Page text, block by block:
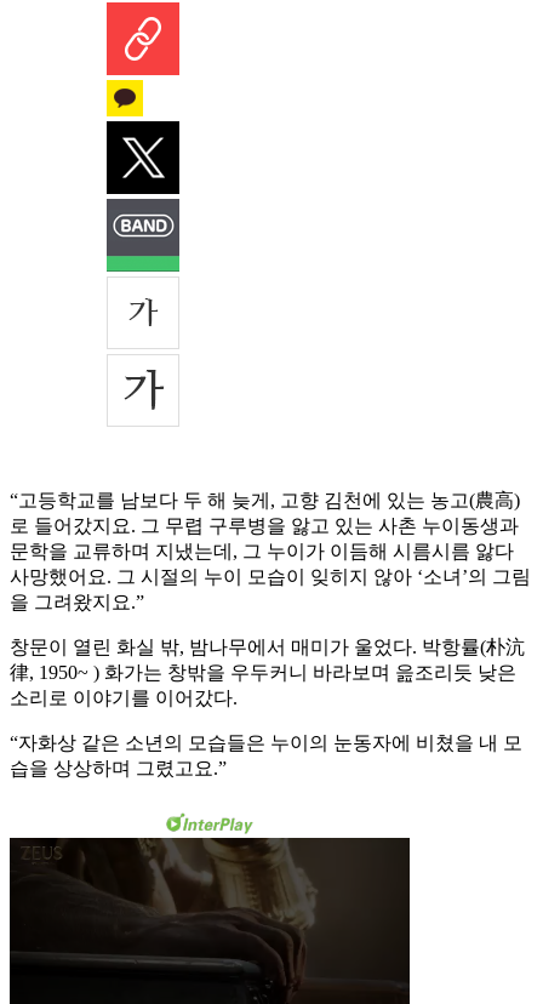
“고등학교를 남보다 두 해 늦게, 고향 김천에 있는 농고(農高)
로 들어갔지요. 그 무렵 구루병을 앓고 있는 사촌 누이동생과
문학을 교류하며 지냈는데, 그 누이가 이듬해 시름시름 앓다
사망했어요. 그 시절의 누이 모습이 잊히지 않아 ‘소녀’의 그림
을 그려왔지요.”
창문이 열린 화실 밖, 밤나무에서 매미가 울었다. 박항률(朴沆
律, 1950~ ) 화가는 창밖을 우두커니 바라보며 읊조리듯 낮은
소리로 이야기를 이어갔다.
“자화상 같은 소년의 모습들은 누이의 눈동자에 비쳤을 내 모
습을 상상하며 그렸고요.”